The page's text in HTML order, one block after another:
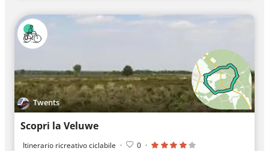
Twents
Scopri la Veluwe
Itinerario ricreativo ciclabile · 0 ·